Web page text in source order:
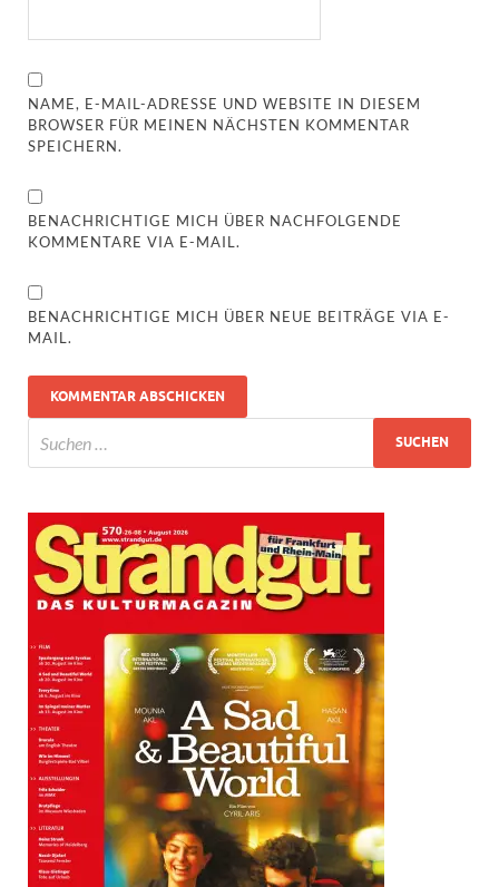
NAME, E-MAIL-ADRESSE UND WEBSITE IN DIESEM
BROWSER FÜR MEINEN NÄCHSTEN KOMMENTAR
SPEICHERN.
BENACHRICHTIGE MICH ÜBER NACHFOLGENDE
KOMMENTARE VIA E-MAIL.
BENACHRICHTIGE MICH ÜBER NEUE BEITRÄGE VIA E-
MAIL.